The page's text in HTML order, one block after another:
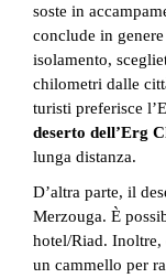
soste in
conclude in
isolamento,
chilometri dalle
turisti preferisce
deserto dell’Erg
lunga distanza.
D’altra parte, il
Merzouga. È
hotel/Riad. Inoltre,
un cammello per